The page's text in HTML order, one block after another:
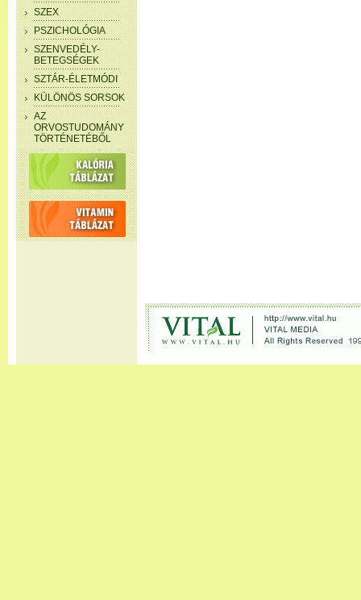
SZEX
PSZICHOLÓGIA
SZENVEDÉLY-
BETEGSÉGEK
SZTÁR-ÉLETMÓDI
KÜLÖNÖS SORSOK
AZ
ORVOSTUDOMÁNY
TÖRTÉNETÉBŐL